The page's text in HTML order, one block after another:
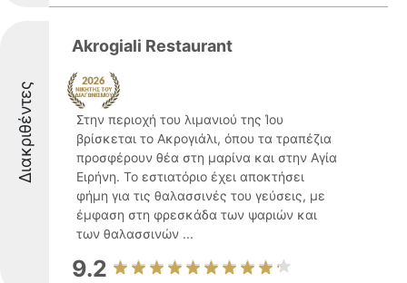
Διακριθέντες
Akrogiali Restaurant
Στην περιοχή του λιμανιού της Ίου
βρίσκεται το Ακρογιάλι, όπου τα τραπέζια
προσφέρουν θέα στη μαρίνα και στην Αγία
Ειρήνη. Το εστιατόριο έχει αποκτήσει
φήμη για τις θαλασσινές του γεύσεις, με
έμφαση στη φρεσκάδα των ψαριών και
των θαλασσινών ...
9.2